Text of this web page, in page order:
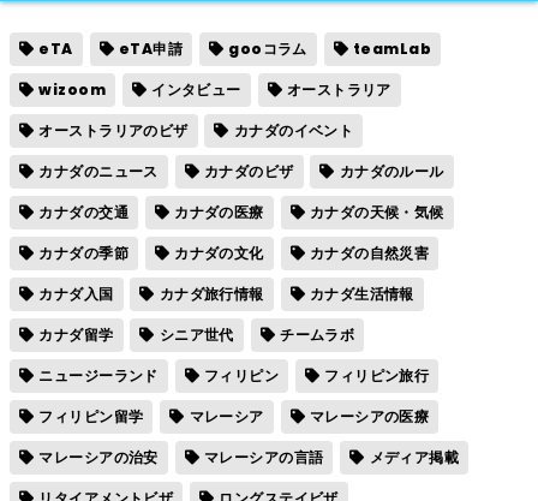
eTA eTA申請 gooコラム
teamLab
wizoom
インタビュー
オーストラリア
オーストラリアのビザ
カナダのイベント
カナダのニュース
カナダのビザ
カナダのルール
カナダの交通
カナダの医療
カナダの天候・気候
カナダの季節
カナダの文化
カナダの自然災害
カナダ入国
カナダ旅行情報
カナダ生活情報
カナダ留学
シニア世代
チームラボ
ニュージーランド
フィリピン
フィリピン旅行
フィリピン留学
マレーシア
マレーシアの医療
マレーシアの治安
マレーシアの言語
メディア掲載